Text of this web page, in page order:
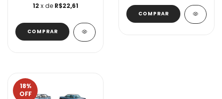
12 x de R$22,61
18%
OFF